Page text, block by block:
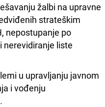
žalbi na upravne
strateškim
nepostupanje po
nerevidiranje liste
u upravljanju javnom
i vođenju